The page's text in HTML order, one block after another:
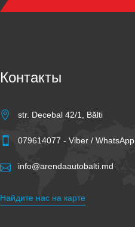
Контакты
str. Decebal 42/1, Bălti
079614077 - Viber / WhatsApp
info@arendaautobalti.md
Найдите нас на карте